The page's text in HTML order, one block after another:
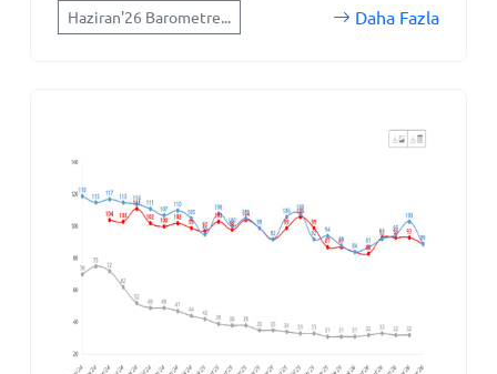
Haziran'26 Barometre... Daha Fazla